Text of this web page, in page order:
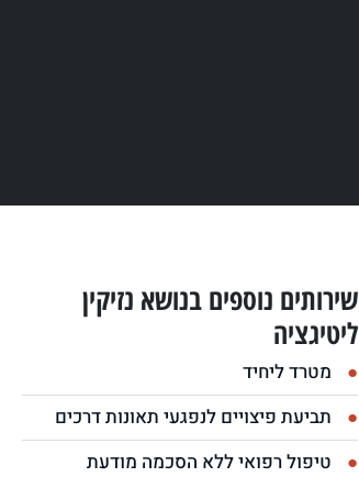
שירותים נוספים בנושא נזיקין
ליטיגציה
מטרד ליחיד
תביעת פיצויים לנפגעי תאונות דרכים
טיפול רפואי ללא הסכמה מודעת